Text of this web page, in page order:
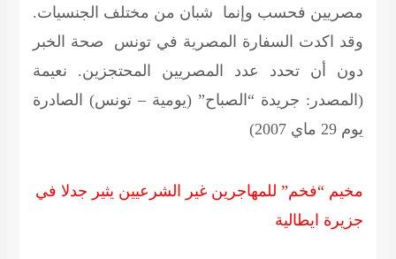
مصريين فحسب وإنما شبان من مختلف الجنسيات.
وقد اكدت السفارة المصرية في تونس صحة الخبر
دون أن تحدد عدد المصريين المحتجزين. نعيمة
(المصدر: جريدة “الصباح” (يومية – تونس) الصادرة
يوم 29 ماي 2007)
مخيم “فخم” للمهاجرين غير الشرعيين يثير جدلا في
جزيرة ايطالية